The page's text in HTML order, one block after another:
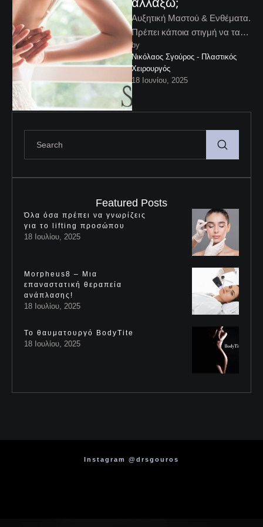
Aυξητική Μαστού & Eνθέματα.
Πρέπει κάποια στιγμή να τα
αλλάξω; Η αυξητική μαστού
είναι μια επέμβαση που
μπορεί …
by
Νικόλαος Σγούρος - Πλαστικός
Χειρουργός
18 Ιουνίου, 2025
Featured Posts
Όλα όσα πρέπει να γνωρίζεις
για το lifting προσώπου
18 Ιουλίου, 2025
Morpheus8 – Μια
επαναστατική θεραπεία
ανάπλασης!
18 Ιουλίου, 2025
Το θαυματουργό BodyTite
18 Ιουλίου, 2025
Instagram @drsgouros